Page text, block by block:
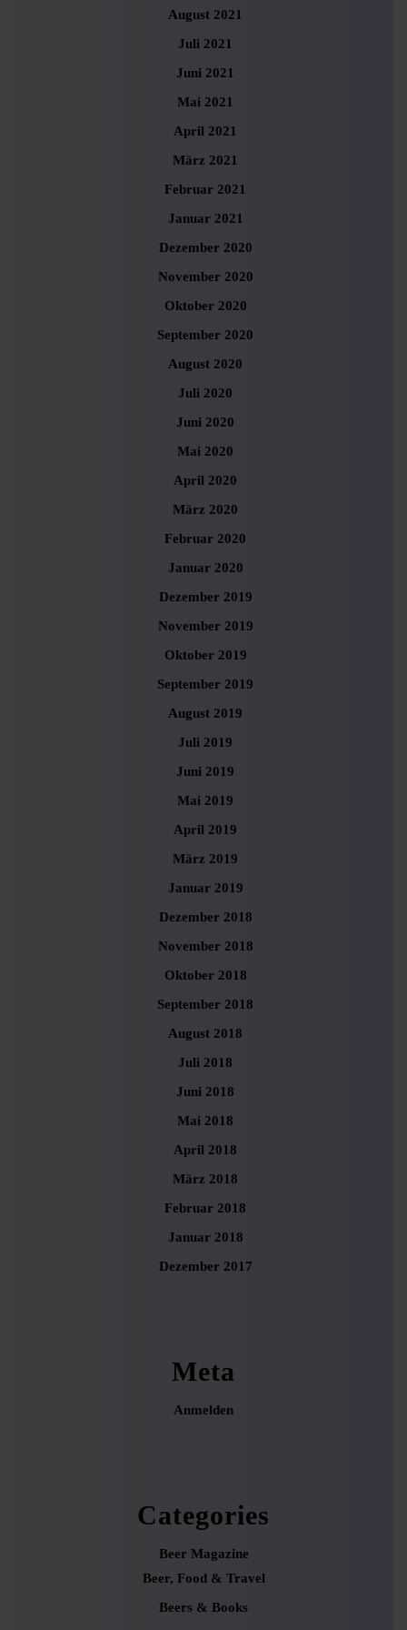
August 2021
Juli 2021
Juni 2021
Mai 2021
April 2021
März 2021
Februar 2021
Januar 2021
Dezember 2020
November 2020
Oktober 2020
September 2020
August 2020
Juli 2020
Juni 2020
Mai 2020
April 2020
März 2020
Februar 2020
Januar 2020
Dezember 2019
November 2019
Oktober 2019
September 2019
August 2019
Juli 2019
Juni 2019
Mai 2019
April 2019
März 2019
Januar 2019
Dezember 2018
November 2018
Oktober 2018
September 2018
August 2018
Juli 2018
Juni 2018
Mai 2018
April 2018
März 2018
Februar 2018
Januar 2018
Dezember 2017
Meta
Anmelden
Categories
Beer Magazine
Beer, Food & Travel
Beers & Books